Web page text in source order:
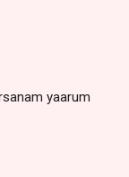
yaarum